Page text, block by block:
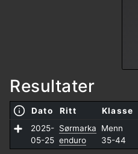
Resultater
Dato Ritt Klasse
2025-
05-25
Sørmarka
enduro
Menn
35-44